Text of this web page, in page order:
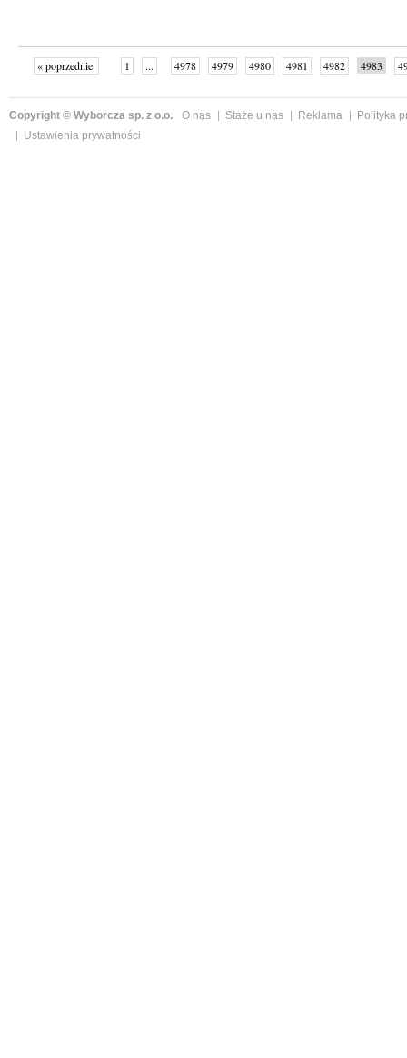
« poprzednie 1 ... 4978 4979 4980 4981 4982 4983
Copyright © Wyborcza sp. z o.o. O nas Staże u nas Reklama
Polityka
Ustawienia prywatności